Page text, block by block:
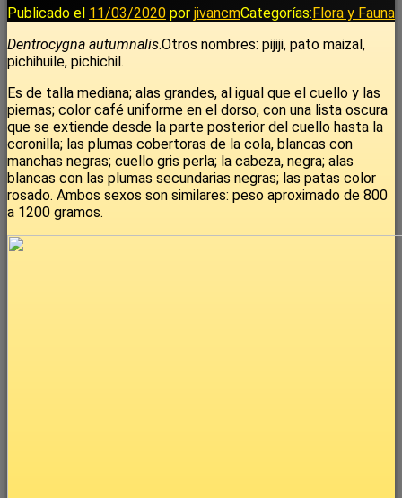
Publicado el 11/03/2020 por jivancmCategorías: Flora y Fauna
Dentrocygna autumnalis.Otros nombres: pijiji, pato maizal,
pichihuile, pichichil.
Es de talla mediana; alas grandes, al igual que el cuello y las
piernas; color café uniforme en el dorso, con una lista oscura
que se extiende desde la parte posterior del cuello hasta la
coronilla; las plumas cobertoras de la cola, blancas con
manchas negras; cuello gris perla; la cabeza, negra; alas
blancas con las plumas secundarias negras; las patas color
rosado. Ambos sexos son similares: peso aproximado de 800
a 1200 gramos.